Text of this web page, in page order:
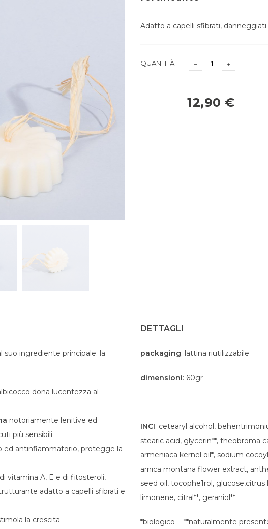
Adatto a capelli sfibrati,
QUANTITÀ:
12,90 €
suo ingrediente principale: la
dona lucentezza al
notoriamente lenitive ed
più sensibili
ed antinfiammatorio, protegge la
vitamina A, E e di fitosteroli,
adatto a capelli sfibrati e
la crescita
DETTAGLI
packaging: lattina riutilizzabile
dimensioni: 60gr
INCI: cetearyl alcohol,
stearic acid, glycerin**, theobroma
armeniaca kernel oil*, sodium
arnica montana flower extract,
seed oil, tocophe1rol,
limonene, citral**, geraniol**
*biologico - **naturalmente